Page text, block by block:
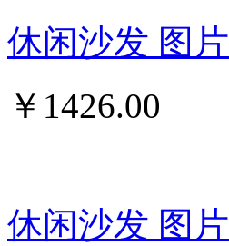
休闲沙发 图
￥ 1426.00
休闲沙发 图